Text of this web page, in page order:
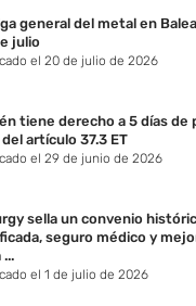
general del metal en
julio
el 20 de julio de 2026
tiene derecho a 5 días
del artículo 37.3 ET
el 29 de junio de 2026
sella un convenio
seguro médico y
el 1 de julio de 2026